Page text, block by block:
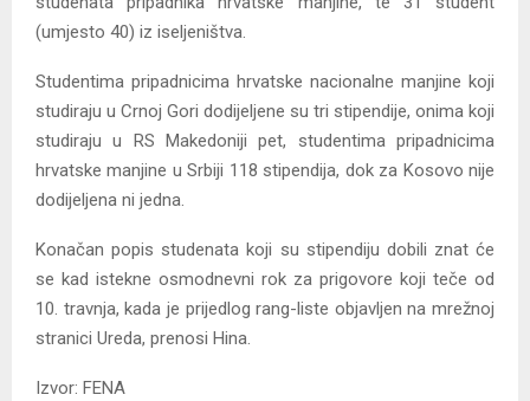
(umjesto 40) iz iseljeništva.
Studentima pripadnicima hrvatske nacionalne manjine koji
studiraju u Crnoj Gori dodijeljene su tri stipendije, onima koji
studiraju u RS Makedoniji pet, studentima pripadnicima
hrvatske manjine u Srbiji 118 stipendija, dok za Kosovo nije
dodijeljena ni jedna.
Konačan popis studenata koji su stipendiju dobili znat će
se kad istekne osmodnevni rok za prigovore koji teče od
10. travnja, kada je prijedlog rang-liste objavljen na mrežnoj
stranici Ureda, prenosi Hina.
Izvor: FENA